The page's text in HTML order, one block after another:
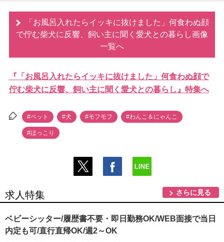
「お風呂入れたらイッキに抜けました」何食わぬ顔
で佇む柴犬に反響、飼い主に聞く愛犬との暮らし画像
一覧へ
『「お風呂入れたらイッキに抜けました」何食わぬ顔で
佇む柴犬に反響、飼い主に聞く愛犬との暮らし』特集へ
#ペット #犬 #モフモフ #わんこ＆にゃんこ
#ほっこり
求人特集 さらに見る
ベビーシッター/履歴書不要・即日勤務OK/WEB面接で当日
内定も可/直行直帰OK/週2～OK